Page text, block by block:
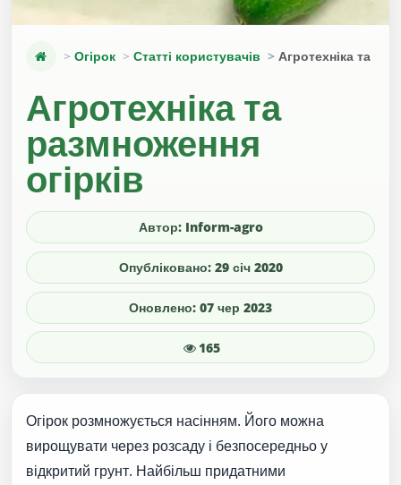
Огірок Статті користувачів Агротехніка та
Агротехніка та
размноження
огірків
Автор: Inform-agro
Опубліковано: 29 січ 2020
Оновлено: 07 чер 2023
165
Огірок розмножується насінням. Його можна
вирощувати через розсаду і безпосередньо у
відкритий грунт. Найбільш придатними